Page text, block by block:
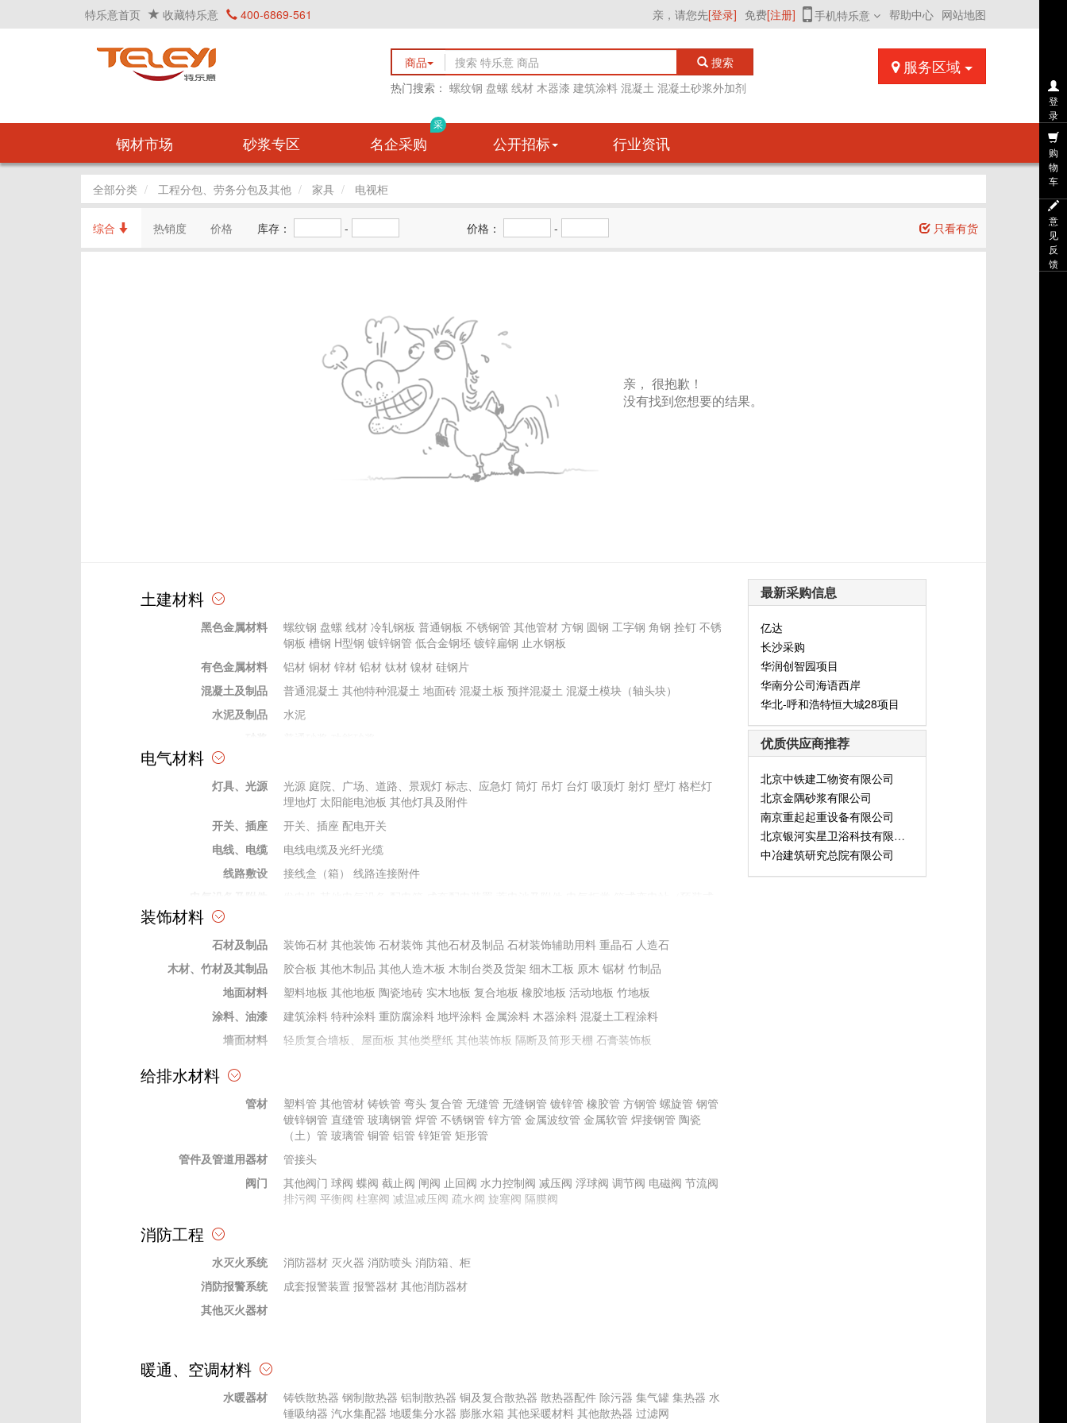
特乐意首页 收藏特乐意 400-6869-561 亲，请您先[登录] 免费[注册] 手机特乐意 帮助中心 网站地图
商品
搜索
热门搜索： 螺纹钢 盘螺 线材 木器漆 建筑涂料 混凝土 混凝土砂浆外加剂
服务区域
钢材市场 砂浆专区 名企采购
采
公开招标 行业资讯
全部分类 工程分包、劳务分包及其他 家具 电视柜
综合 热销度 价格 库存： - 价格： - 只看有货
亲， 很抱歉！
没有找到您想要的结果。
土建材料
黑色金属材料 螺纹钢 盘螺 线材 冷轧钢板 普通钢板 不锈钢管 其他管材 方钢 圆钢 工字钢 角钢 拴钉 不锈
钢板 槽钢 H型钢 镀锌钢管 低合金钢坯 镀锌扁钢 止水钢板
有色金属材料
铝材 铜材 锌材 铅材 钛材 镍材 硅钢片
混凝土及制品
普通混凝土 其他特种混凝土 地面砖 混凝土板 预拌混凝土 混凝土模块（轴头块）
水泥及制品
水泥
砖、瓦、石、砂、灰
防水材料
防水卷材 防水油膏、剂、粉、胶类 防水屋面瓦 堵漏止水材料 防水灰浆 油料、树脂
保温墙板 其他保温材料 其他耐火材料
防腐材料
防腐剂
掺合料
矿粉 灰、粉、土等掺合填充料
外加剂及修补剂
界面剂 密实剂 减水剂 抗裂防水剂
电气材料
灯具、光源 光源 庭院、广场、道路、景观灯 标志、应急灯 筒灯 吊灯 台灯 吸顶灯 射灯 壁灯 格栏灯
埋地灯 太阳能电池板 其他灯具及附件
开关、插座
开关、插座 配电开关
电线、电缆
电线电缆及光纤光缆
线路敷设
接线盒（箱）
线路连接附件
弱电及信息类器材
安防及建筑智能化设备
保险、绝缘材料
绝缘管 绝缘穿墙套管、瓷套管 绝缘布、绝缘带 绝缘板、绝缘箔
其他绝缘材料
电工电气材料
电缆桥架 防火堵料
装饰材料
石材及制品 装饰石材 其他装饰 石材装饰 其他石材及制品 石材装饰辅助用料 重晶石 人造石
木材、竹材及其制品
胶合板 其他木制品 其他人造木板 木制台类及货架 细木工板 原木 锯材 竹制品
地面材料
塑料地板 其他地板 陶瓷地砖 实木地板 复合地板 橡胶地板 活动地板 竹地板
涂料、油漆
建筑涂料 特种涂料 重防腐涂料 地坪涂料 金属涂料 木器涂料 混凝土工程涂料
墙面材料
轻质复合墙板、屋面板 其他类壁纸 其他装饰板 隔断及筒形天棚 石膏装饰板
天棚、吊顶材料
幕墙材料
幕墙五金配件
格栅 网格
石膏粉、腻子
绝热、耐火材料
玻璃材料
陶瓷内墙砖 钢化玻璃 其他面砖 镀膜玻璃 平板玻璃 陶瓷外墙砖 特种玻璃
贴墙布 栏杆、栏板 玻璃钢装饰线条、装饰件 地毯挂毯及门毡
橡胶、塑料
给排水材料
管材 塑料管 其他管材 铸铁管 弯头 复合管 无缝管 无缝钢管 镀锌管 橡胶管 方钢管 螺旋管 钢管
镀锌钢管 直缝管 玻璃钢管 焊管 不锈钢管 锌方管 金属波纹管 金属软管 焊接钢管 陶瓷
（土）管 玻璃管 铜管 铝管 锌矩管 矩形管
管件及管道用器材
管接头
阀门
其他阀门 球阀 蝶阀 截止阀 闸阀 止回阀 水力控制阀 减压阀 浮球阀 调节阀 电磁阀 节流阀
排污阀 平衡阀 柱塞阀 减温减压阀 疏水阀 旋塞阀 隔膜阀
杂质泵 水轮泵 轴流泵 泵专用配件
计量泵
水处理设备
过滤设备
消防工程
水灭火系统 消防器材 灭火器 消防喷头 消防箱、柜
消防报警系统
成套报警装置 报警器材 其他消防器材
其他灭火器材
暖通、空调材料
水暖器材 铸铁散热器 钢制散热器 铝制散热器 铜及复合散热器 散热器配件 除污器 集气罐 集热器 水
锤吸纳器 汽水集配器 地暖集分水器 膨胀水箱 其他采暖材料 其他散热器 过滤网
最新采购信息
亿达
长沙采购
华润创智园项目
华南分公司海语西岸
华北-呼和浩特恒大城28项目
优质供应商推荐
北京中铁建工物资有限公司
北京金隅砂浆有限公司
南京重起起重设备有限公司
北京银河实星卫浴科技有限公司
中冶建筑研究总院有限公司
登
录
购
物
车
意
见
反
馈